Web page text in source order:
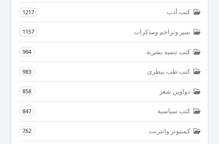
كتب أدب 1217
سير وتراجم ومذكرات 1157
كتب تنمية بشرية 984
كتب طب بيطرى 983
دواوين شعر 858
كتب سياسية 847
كمبيوتر وانترنت 762